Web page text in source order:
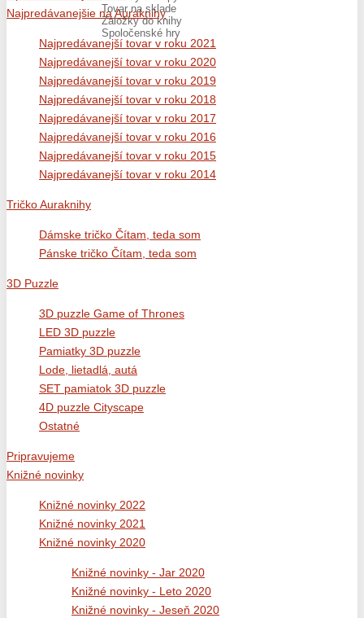
Tovar na sklade
Záložky do knihy
Spoločenské hry
Najpredávanejšie na Auraknihy
Najpredávanejší tovar v roku 2021
Najpredávanejší tovar v roku 2020
Najpredávanejší tovar v roku 2019
Najpredávanejší tovar v roku 2018
Najpredávanejší tovar v roku 2017
Najpredávanejší tovar v roku 2016
Najpredávanejší tovar v roku 2015
Najpredávanejší tovar v roku 2014
Tričko Auraknihy
Dámske tričko Čítam, teda som
Pánske tričko Čítam, teda som
3D Puzzle
3D puzzle Game of Thrones
LED 3D puzzle
Pamiatky 3D puzzle
Lode, lietadlá, autá
SET pamiatok 3D puzzle
4D puzzle Cityscape
Ostatné
Pripravujeme
Knižné novinky
Knižné novinky 2022
Knižné novinky 2021
Knižné novinky 2020
Knižné novinky - Jar 2020
Knižné novinky - Leto 2020
Knižné novinky - Jeseň 2020